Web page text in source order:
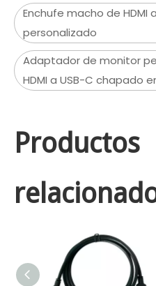
Enchufe macho de HDMI
personalizado
Adaptador de monitor
HDMI a USB-C chapado
Productos